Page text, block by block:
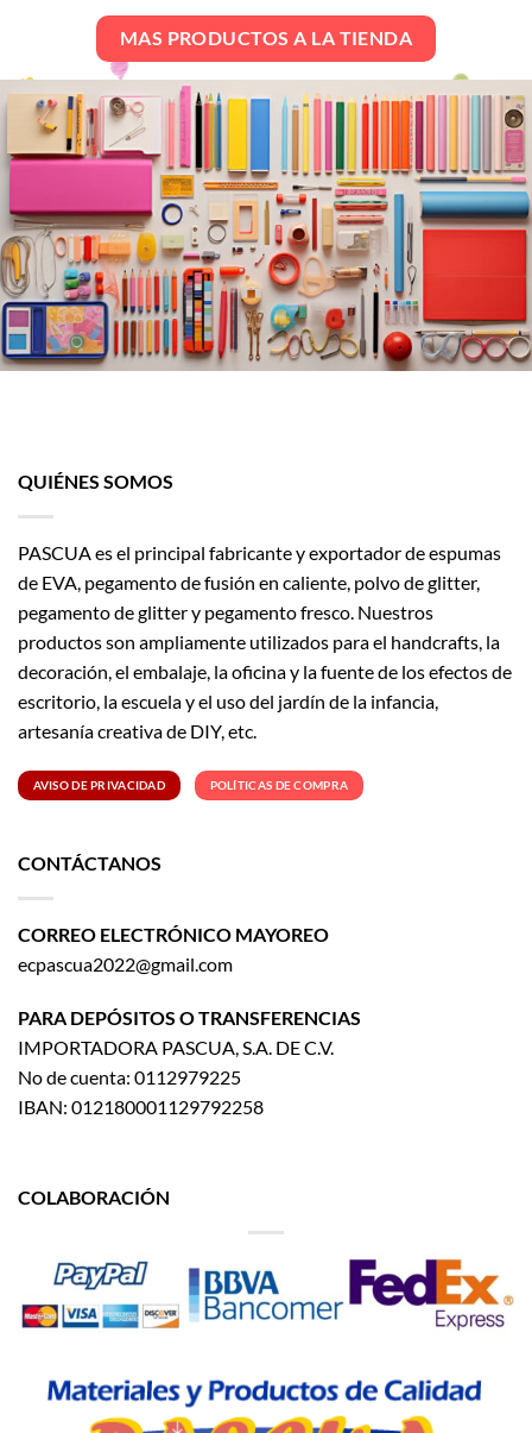
pueden
elegir
en
página
de
producto
MAS PRODUCTOS A LA TIENDA
QUIÉNES SOMOS
PASCUA es el principal fabricante y exportador de espumas
de EVA, pegamento de fusión en caliente, polvo de glitter,
pegamento de glitter y pegamento fresco. Nuestros
productos son ampliamente utilizados para el handcrafts, la
decoración, el embalaje, la oficina y la fuente de los efectos de
escritorio, la escuela y el uso del jardín de la infancia,
artesanía creativa de DIY, etc.
AVISO DE PRIVACIDAD POLÍTICAS DE COMPRA
CONTÁCTANOS
CORREO ELECTRÓNICO MAYOREO
ecpascua2022@gmail.com
PARA DEPÓSITOS O TRANSFERENCIAS
IMPORTADORA PASCUA, S.A. DE C.V.
No de cuenta: 0112979225
IBAN: 012180001129792258
COLABORACIÓN